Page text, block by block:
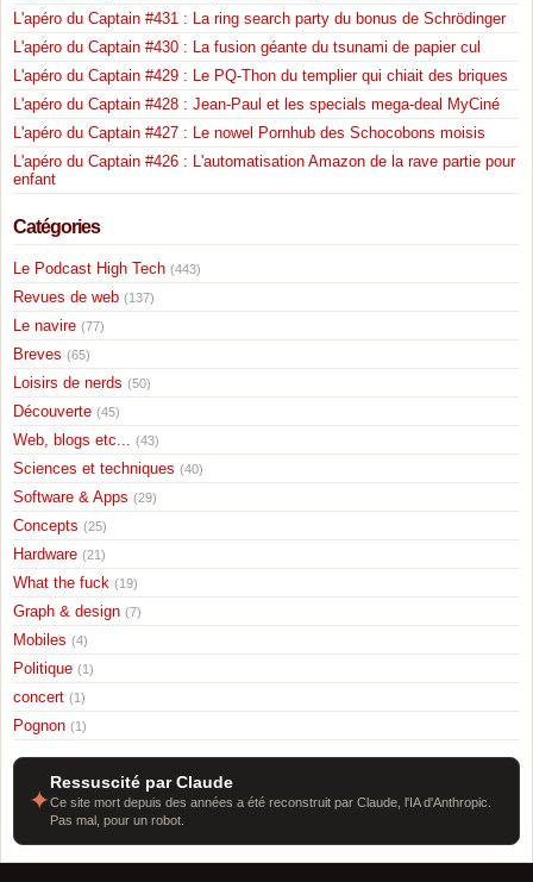
L'apéro du Captain #431 : La ring search party du bonus de Schrödinger
L'apéro du Captain #430 : La fusion géante du tsunami de papier cul
L'apéro du Captain #429 : Le PQ-Thon du templier qui chiait des briques
L'apéro du Captain #428 : Jean-Paul et les specials mega-deal MyCiné
L'apéro du Captain #427 : Le nowel Pornhub des Schocobons moisis
L'apéro du Captain #426 : L'automatisation Amazon de la rave partie pour
enfant
Catégories
Le Podcast High Tech (443)
Revues de web (137)
Le navire (77)
Breves (65)
Loisirs de nerds (50)
Découverte (45)
Web, blogs etc... (43)
Sciences et techniques (40)
Software & Apps (29)
Concepts (25)
Hardware (21)
What the fuck (19)
Graph & design (7)
Mobiles (4)
Politique (1)
concert (1)
Pognon (1)
✦
Ressuscité par Claude
Ce site mort depuis des années a été reconstruit par Claude, l'IA d'Anthropic.
Pas mal, pour un robot.